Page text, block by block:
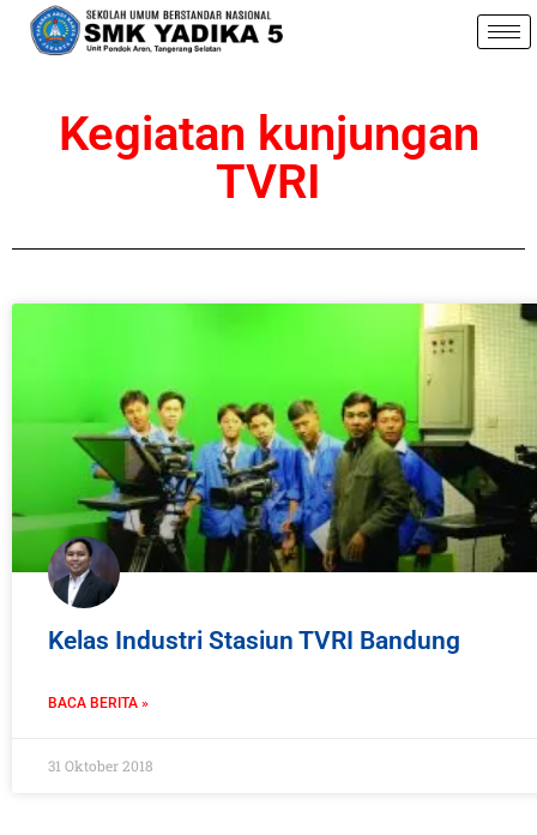
Kegiatan kunjungan
TVRI
Kelas Industri Stasiun TVRI Bandung
BACA BERITA »
31 Oktober 2018